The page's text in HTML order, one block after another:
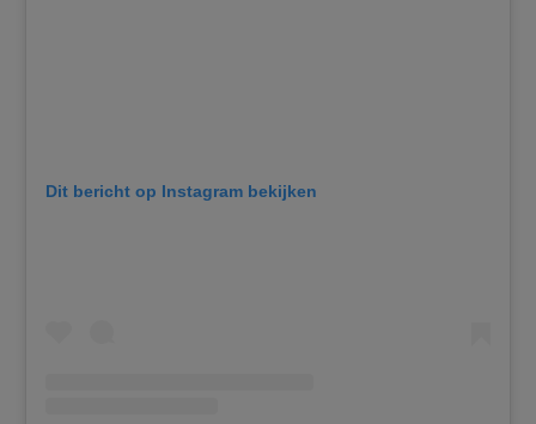
Dit bericht op Instagram bekijken